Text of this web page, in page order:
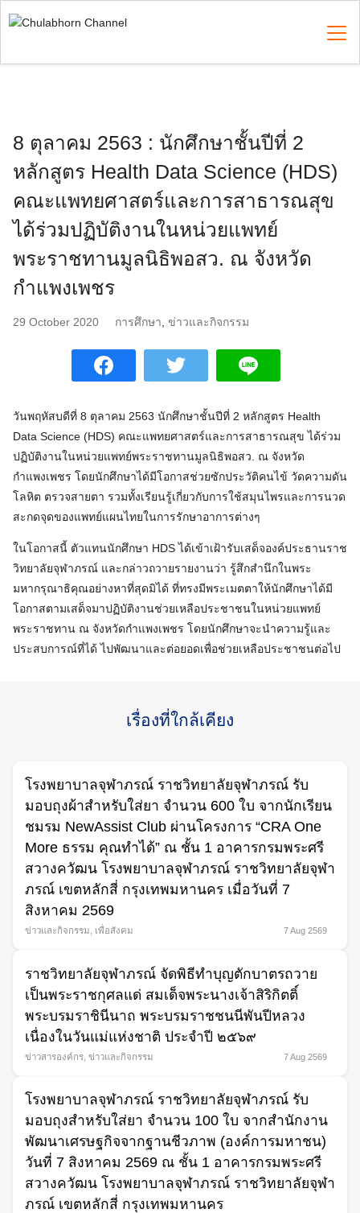
to
Search
8 ตุลาคม 2563 : นักศึกษาชั้นปีที่ 2
หลักสูตร Health Data Science (HDS)
คณะแพทยศาสตร์และการสาธารณสุข
ได้ร่วมปฏิบัติงานในหน่วยแพทย์
พระราชทานมูลนิธิพอสว. ณ จังหวัด
กำแพงเพชร
29 October 2020 การศึกษา ข่าวและกิจกรรม
วันพฤหัสบดีที่ 8 ตุลาคม 2563 นักศึกษาชั้นปีที่ 2 หลักสูตร Health
Data Science (HDS) คณะแพทยศาสตร์และการสาธารณสุข ได้ร่วม
ปฏิบัติงานในหน่วยแพทย์พระราชทานมูลนิธิพอสว. ณ จังหวัด
กำแพงเพชร โดยนักศึกษาได้มีโอกาสช่วยซักประวัติคนไข้ วัดความดัน
โลหิต ตรวจสายตา รวมทั้งเรียนรู้เกี่ยวกับการใช้สมุนไพรและการนวด
สะกดจุดของแพทย์แผนไทยในการรักษาอาการต่างๆ
ในโอกาสนี้ ตัวแทนนักศึกษา HDS ได้เข้าเฝ้ารับเสด็จองค์ประธานราช
วิทยาลัยจุฬาภรณ์ และกล่าวถวายรายงานว่า รู้สึกสำนึกในพระ
มหากรุณาธิคุณอย่างหาที่สุดมิได้ ที่ทรงมีพระเมตตาให้นักศึกษาได้มี
โอกาสตามเสด็จมาปฏิบัติงานช่วยเหลือประชาชนในหน่วยแพทย์
พระราชทาน ณ จังหวัดกำแพงเพชร โดยนักศึกษาจะนำความรู้และ
ประสบการณ์ที่ได้ ไปพัฒนาและต่อยอดเพื่อช่วยเหลือประชาชนต่อไป
เรื่องที่ใกล้เคียง
โรงพยาบาลจุฬาภรณ์ ราชวิทยาลัยจุฬาภรณ์ รับ
มอบถุงผ้าสำหรับใส่ยา จำนวน 600 ใบ จากนักเรียน
ชมรม NewAssist Club ผ่านโครงการ “CRA One
More ธรรม คุณทำได้” ณ ชั้น 1 อาคารกรมพระศรี
สวางควัฒน โรงพยาบาลจุฬาภรณ์ ราชวิทยาลัยจุฬา
ภรณ์ เขตหลักสี่ กรุงเทพมหานคร เมื่อวันที่ 7
สิงหาคม 2569
ข่าวและกิจกรรม เพื่อสังคม 7 Aug 2569
ราชวิทยาลัยจุฬาภรณ์ จัดพิธีทำบุญตักบาตรถวาย
เป็นพระราชกุศลแด่ สมเด็จพระนางเจ้าสิริกิตติ์
พระบรมราชินีนาถ พระบรมราชชนนีพันปีหลวง
เนื่องในวันแม่แห่งชาติ ประจำปี ๒๕๖๙
ข่าวสารองค์กร ข่าวและกิจกรรม 7 Aug 2569
โรงพยาบาลจุฬาภรณ์ ราชวิทยาลัยจุฬาภรณ์ รับ
มอบถุงสำหรับใส่ยา จำนวน 100 ใบ จากสำนักงาน
พัฒนาเศรษฐกิจจากฐานชีวภาพ (องค์การมหาชน)
วันที่ 7 สิงหาคม 2569 ณ ชั้น 1 อาคารกรมพระศรี
สวางควัฒน โรงพยาบาลจุฬาภรณ์ ราชวิทยาลัยจุฬา
ภรณ์ เขตหลักสี่ กรุงเทพมหานคร